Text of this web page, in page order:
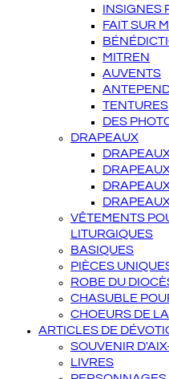
INSIGNES
FAIT SUR
MITREN
AUVENTS
TENTURES
DES
DRAPEAUX
VÊTEMENTS
LITURGIQUES
BASIQUES
PIÈCES
ROBE DU
CHASUBLE
CHOEURS DE
ARTICLES DE
SOUVENIR
LIVRES